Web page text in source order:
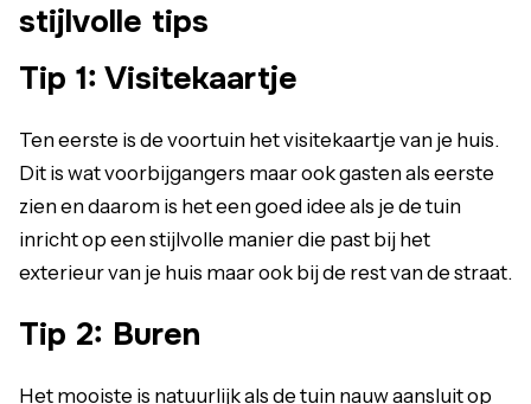
stijlvolle tips
Tip 1: Visitekaartje
Ten eerste is de voortuin het visitekaartje van je huis.
Dit is wat voorbijgangers maar ook gasten als eerste
zien en daarom is het een goed idee als je de tuin
inricht op een stijlvolle manier die past bij het
exterieur van je huis maar ook bij de rest van de straat.
Tip 2: Buren
Het mooiste is natuurlijk als de tuin nauw aansluit op